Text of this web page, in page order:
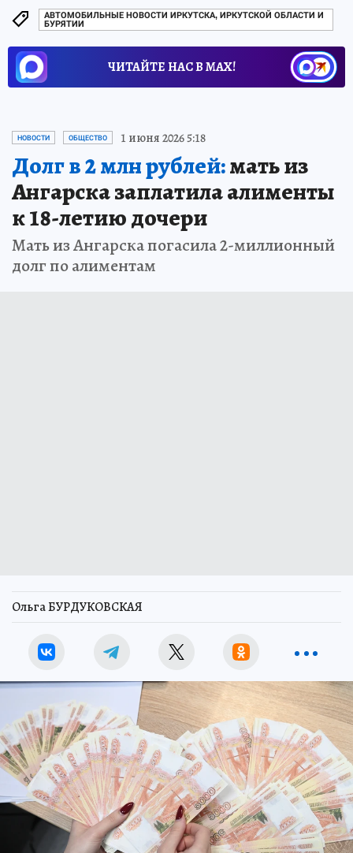
АВТОМОБИЛЬНЫЕ НОВОСТИ ИРКУТСКА, ИРКУТСКОЙ ОБЛАСТИ И
БУРЯТИИ
ЧИТАЙТЕ НАС В МАХ!
НОВОСТИ ОБЩЕСТВО 1 июня 2026 5:18
Долг в 2 млн рублей:мать из
Ангарска заплатила алименты
к 18-летию дочери
Мать из Ангарска погасила 2-миллионный
долг по алиментам
Ольга БУРДУКОВСКАЯ